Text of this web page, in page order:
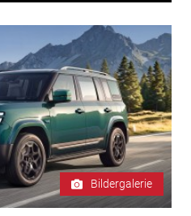
Bildergalerie